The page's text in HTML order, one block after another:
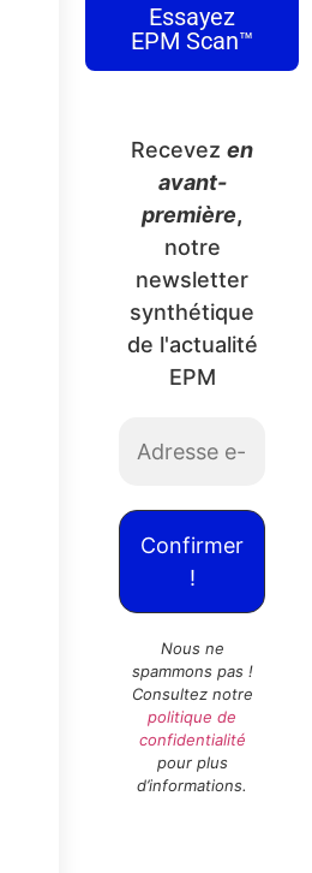
Essayez
EPM Scan™
Recevezen
avant-
première,
notre
newsletter
synthétique
de l'actualité
EPM
Nous ne
spammons pas !
Consultez notre
politique de
confidentialité
pour plus
d’informations.